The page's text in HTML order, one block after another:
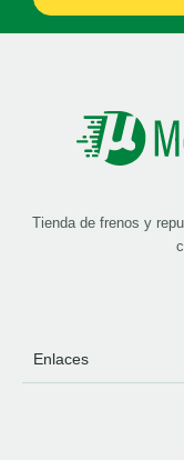
Tienda de frenos y
Enlaces